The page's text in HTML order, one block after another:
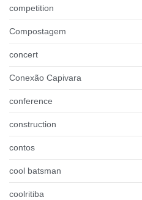
competition
Compostagem
concert
Conexão Capivara
conference
construction
contos
cool batsman
coolritiba